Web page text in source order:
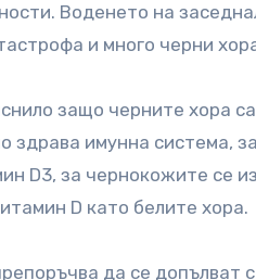
Воденето на
и много черни
защо черните хора
здрава имунна система,
D3, за чернокожите се
D като белите хора.
да се допълват